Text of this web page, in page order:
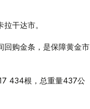
干达市。
回购金条，是保障黄金市
434根，总重量437公